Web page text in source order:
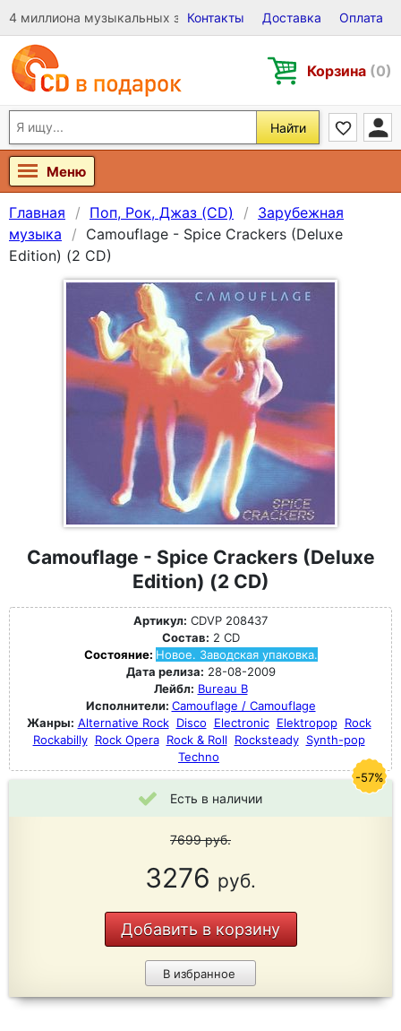
4 миллиона музыкальных записей на Виниле, CD и DVD
Контакты Доставка Оплата
Корзина (0)
Найти
Меню
Главная Поп, Рок, Джаз (CD)
Зарубежная
музыка
Camouflage - Spice Crackers (Deluxe
Edition) (2 CD)
Camouflage - Spice Crackers (Deluxe
Edition) (2 CD)
Артикул: CDVP 208437
Состав: 2 CD
Состояние: Новое. Заводская упаковка.
Дата релиза: 28-08-2009
Лейбл: Bureau B
Исполнители: Camouflage / Camouflage
Жанры: Alternative Rock Disco Electronic Elektropop Rock
Rockabilly Rock Opera Rock & Roll Rocksteady Synth-pop
Techno
Есть в наличии
7699руб.
3276 руб.
Добавить в корзину
В избранное
-57%